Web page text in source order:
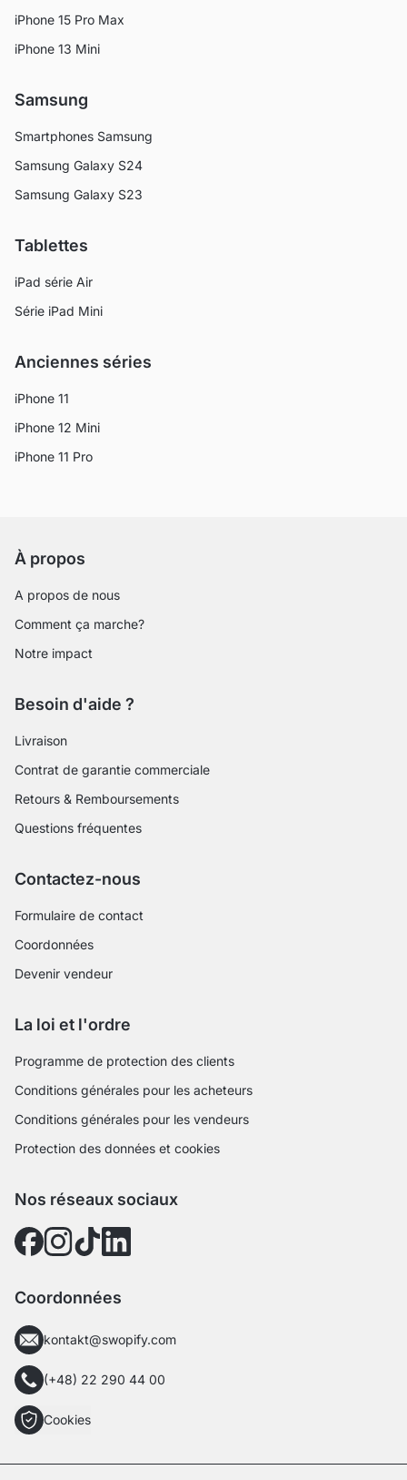
iPhone 15 Pro Max
iPhone 13 Mini
Samsung
Smartphones Samsung
Samsung Galaxy S24
Samsung Galaxy S23
Tablettes
iPad série Air
Série iPad Mini
Anciennes séries
iPhone 11
iPhone 12 Mini
iPhone 11 Pro
À propos
A propos de nous
Comment ça marche?
Notre impact
Besoin d'aide ?
Livraison
Contrat de garantie commerciale
Retours & Remboursements
Questions fréquentes
Contactez-nous
Formulaire de contact
Coordonnées
Devenir vendeur
La loi et l'ordre
Programme de protection des clients
Conditions générales pour les acheteurs
Conditions générales pour les vendeurs
Protection des données et cookies
Nos réseaux sociaux
Coordonnées
kontakt@swopify.com
(+48) 22 290 44 00
Cookies